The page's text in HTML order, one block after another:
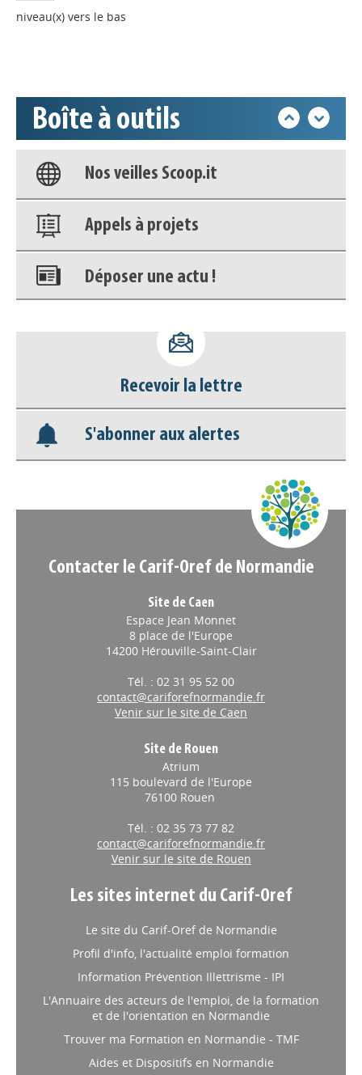
niveau(x) vers le bas
Boîte à outils
Déposer une actu !
Base documentaire
Nos veilles Scoop.it
Appels à projets
Déposer une actu !
déconnecter)
Base documentaire
Nos veilles Scoop.it
Recevoir la lettre
S'abonner aux alertes
Contacter le Carif-Oref de Normandie
Site de Caen
Espace Jean Monnet
8 place de l'Europe
14200 Hérouville-Saint-Clair
Tél. : 02 31 95 52 00
contact@cariforefnormandie.fr
Venir sur le site de Caen
Site de Rouen
Atrium
115 boulevard de l'Europe
76100 Rouen
Tél. : 02 35 73 77 82
contact@cariforefnormandie.fr
Venir sur le site de Rouen
Les sites internet du Carif-Oref
Le site du Carif-Oref de Normandie
Profil d'info, l'actualité emploi formation
Information Prévention Illettrisme - IPI
L'Annuaire des acteurs de l'emploi, de la formation
et de l'orientation en Normandie
Trouver ma Formation en Normandie - TMF
Aides et Dispositifs en Normandie